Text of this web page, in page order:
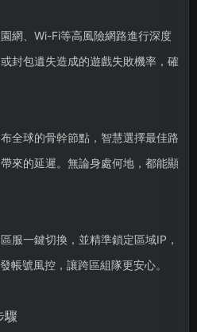
網、Wi-Fi等高風險網路進行深度
封包遺失造成的遊戲失敗機率，確
全球的骨幹節點，智慧選擇最佳路
來的延遲。無論身處何地，都能顯
服一鍵切換，並精準鎖定區域IP，
帳號風控，讓跨區組隊更安心。
驟